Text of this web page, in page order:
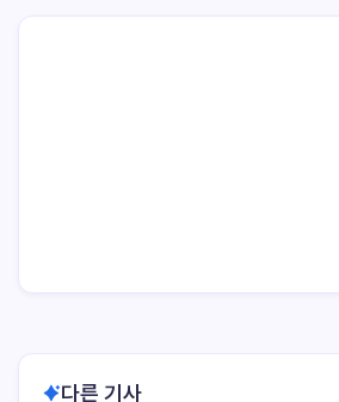
다른 기사